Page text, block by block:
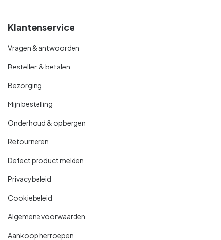
Klantenservice
Vragen & antwoorden
Bestellen & betalen
Bezorging
Mijn bestelling
Onderhoud & opbergen
Retourneren
Defect product melden
Privacybeleid
Cookiebeleid
Algemene voorwaarden
Aankoop herroepen